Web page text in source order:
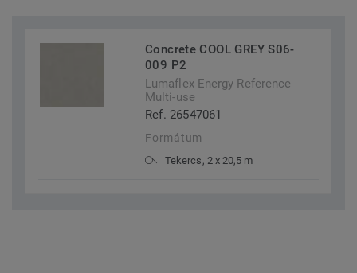
Concrete COOL GREY S06-
009 P2
Lumaflex Energy Reference
Multi-use
Ref. 26547061
Formátum
Tekercs, 2 x 20,5 m